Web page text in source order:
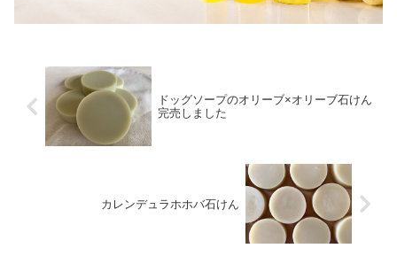
ドッグソープのオリーブ×オリーブ石けん
完売しました
カレンデュラホホバ石けん